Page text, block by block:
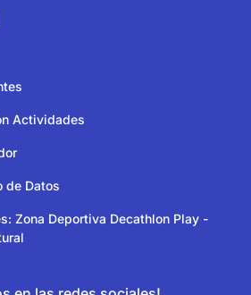
Actividades
de Datos
Zona Deportiva Decathlon Play -